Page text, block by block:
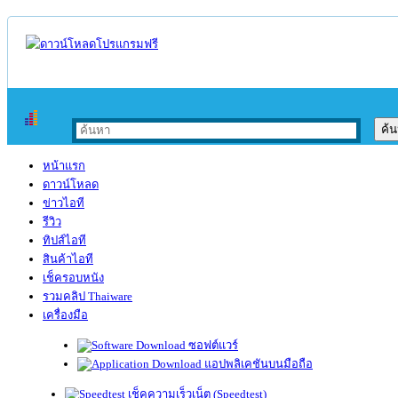
หน้าแรก
ดาวน์โหลด
ข่าวไอที
รีวิว
ทิปส์ไอที
สินค้าไอที
เช็ครอบหนัง
รวมคลิป Thaiware
เครื่องมือ
ซอฟต์แวร์
แอปพลิเคชันบนมือถือ
เช็คความเร็วเน็ต (Speedtest)